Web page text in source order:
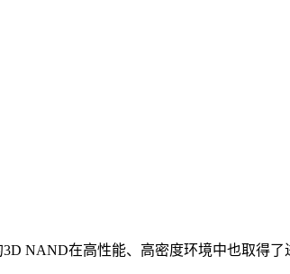
NAND在高性能、高密度环境中也取得了